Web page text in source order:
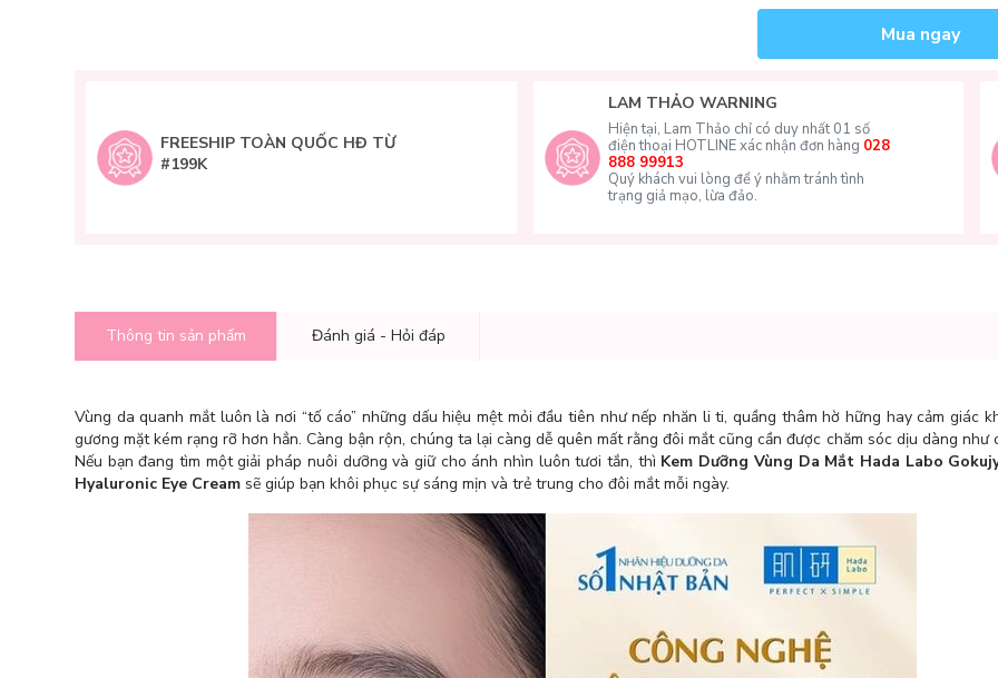
Mua ngay
FREESHIP TOÀN QUỐC HĐ TỪ
#199K
LAM THẢO WARNING
Hiện tại, Lam Thảo chỉ có duy nhất 01 số
điện thoại HOTLINE xác nhận đơn hàng 028
888 99913
Quý khách vui lòng để ý nhằm tránh tình
trạng giả mạo, lừa đảo.
Thông tin sản phẩm Đánh giá - Hỏi đáp
Vùng da quanh mắt luôn là nơi “tố cáo” những dấu hiệu mệt mỏi đầu tiên như nếp nhăn li ti, quầng thâm hờ hững hay cảm giác
gương mặt kém rạng rỡ hơn hẳn. Càng bận rộn, chúng ta lại càng dễ quên mất rằng đôi mắt cũng cần được chăm sóc dịu dàng như
Nếu bạn đang tìm một giải pháp nuôi dưỡng và giữ cho ánh nhìn luôn tươi tắn, thì Kem Dưỡng Vùng Da Mắt Hada Labo
Hyaluronic Eye Cream sẽ giúp bạn khôi phục sự sáng mịn và trẻ trung cho đôi mắt mỗi ngày.